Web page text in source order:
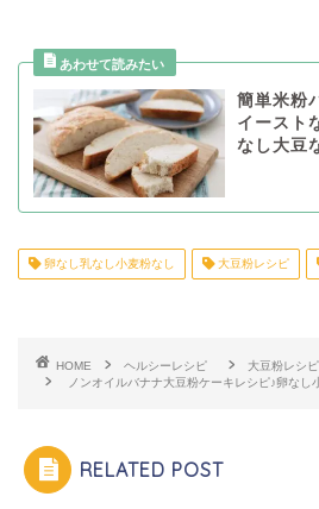
簡単米粉
イースト
なし大豆
卵なし乳なし小麦粉なし 大豆粉レシピ
HOME ヘルシーレシピ
大豆粉レシピ
ノンオイルバナナ大豆粉ケーキレシピ♪卵なし
RELATED POST